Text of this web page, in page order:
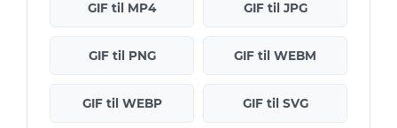
GIF til MP4 GIF til JPG
GIF til PNG GIF til WEBM
GIF til WEBP GIF til SVG